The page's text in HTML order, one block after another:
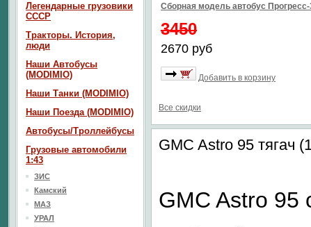
Сборная модель автобус
3450
2670 руб
Добавить в корзину
Все скидки
GMC Astro 95 тягач
GMC Astro 95
Легендарные грузовики
СССР
Тракторы. История,
люди
Наши Автобусы
(MODIMIO)
Наши Танки (MODIMIO)
Наши Поезда (MODIMIO)
Автобусы/Троллейбусы
Грузовые автомобили
1:43
ЗИС
Камский
МАЗ
УРАЛ